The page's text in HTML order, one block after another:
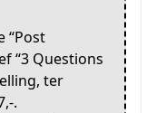
“Post
“3 Questions
ter
.